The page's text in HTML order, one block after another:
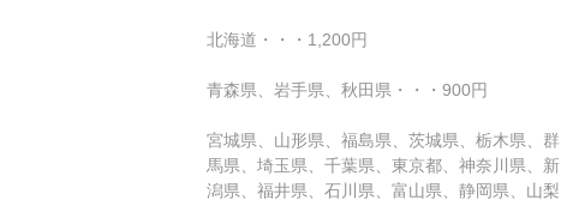
北海道・・・1,200円
青森県、岩手県、秋田県・・・900円
宮城県、山形県、福島県、茨城県、栃木県、群
馬県、埼玉県、千葉県、東京都、神奈川県、新
潟県、福井県、石川県、富山県、静岡県、山梨